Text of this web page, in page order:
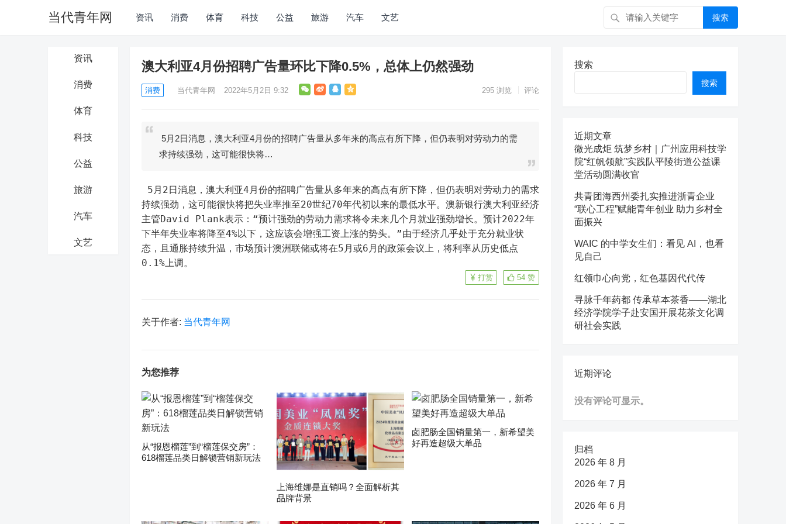
当代青年网 资讯 消费 体育 科技 公益 旅游 汽车 文艺 搜索
资讯
消费
体育
科技
公益
旅游
汽车
文艺
澳大利亚4月份招聘广告量环比下降0.5%，总体上仍然强劲
消费 当代青年网 2022年5月2日 9:32 295 浏览 评论
5月2日消息，澳大利亚4月份的招聘广告量从多年来的高点有所下降，但仍表明对劳动力的需
求持续强劲，这可能很快将…
5月2日消息，澳大利亚4月份的招聘广告量从多年来的高点有所下降，但仍表明对劳动力的需求
持续强劲，这可能很快将把失业率推至20世纪70年代初以来的最低水平。澳新银行澳大利亚经济
主管David Plank表示：“预计强劲的劳动力需求将令未来几个月就业强劲增长。预计2022年
下半年失业率将降至4%以下，这应该会增强工资上涨的势头。”由于经济几乎处于充分就业状
态，且通胀持续升温，市场预计澳洲联储或将在5月或6月的政策会议上，将利率从历史低点
0.1%上调。
54 赞
打赏
关于作者: 当代青年网
为您推荐
从“报恩榴莲”到“榴莲保交房”：
618榴莲品类日解锁营销新玩法
上海维娜是直销吗？全面解析其
品牌背景
卤肥肠全国销量第一，新希望美
好再造超级大单品
搜索
搜索
近期文章
微光成炬 筑梦乡村｜广州应用科技学
院“红帆领航”实践队平陵街道公益课
堂活动圆满收官
共青团海西州委扎实推进浙青企业
“联心工程”赋能青年创业 助力乡村全
面振兴
WAIC 的中学女生们：看见 AI，也看
见自己
红领巾心向党，红色基因代代传
寻脉千年药都 传承草本茶香——湖北
经济学院学子赴安国开展花茶文化调
研社会实践
近期评论
没有评论可显示。
归档
2026 年 8 月
2026 年 7 月
2026 年 6 月